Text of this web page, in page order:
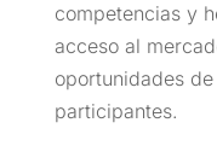
competencias y
acceso al
oportunidades
participantes.